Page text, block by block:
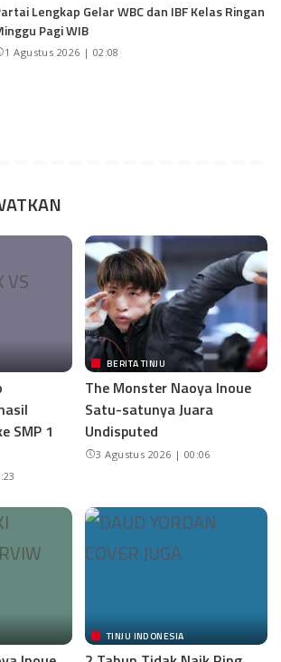
Lengkap Gelar WBC dan IBF Kelas Ringan
Pagi WIB
1 Agustus 2026 | 02:08
SMP 1
BERITA TINJU
The Monster Naoya Inoue
Satu-satunya Juara
Undisputed
3 Agustus 2026 | 00:06
TINJU INDONESIA